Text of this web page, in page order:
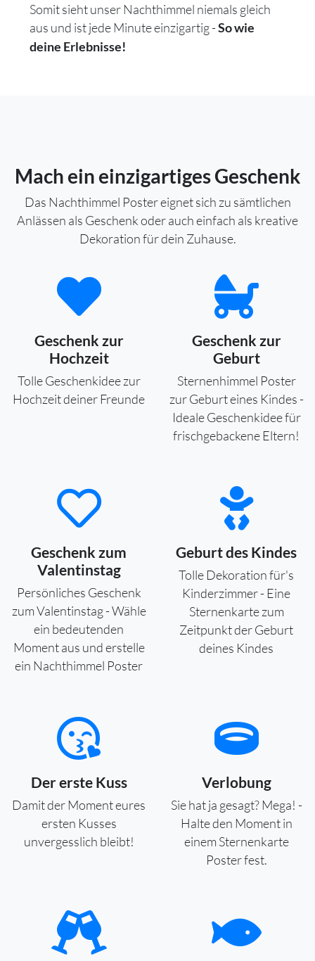
Somit sieht unser Nachthimmel niemals gleich
aus und ist jede Minute einzigartig -So wie
deine Erlebnisse!
Mach ein einzigartiges Geschenk
Das Nachthimmel Poster eignet sich zu sämtlichen
Anlässen als Geschenk oder auch einfach als kreative
Dekoration für dein Zuhause.
Geschenk zur
Hochzeit
Tolle Geschenkidee zur
Hochzeit deiner Freunde
Geschenk zur
Geburt
Sternenhimmel Poster
zur Geburt eines Kindes -
Ideale Geschenkidee für
frischgebackene Eltern!
Geschenk zum
Valentinstag
Persönliches Geschenk
zum Valentinstag - Wähle
ein bedeutenden
Moment aus und erstelle
ein Nachthimmel Poster
Geburt des Kindes
Tolle Dekoration für's
Kinderzimmer - Eine
Sternenkarte zum
Zeitpunkt der Geburt
deines Kindes
Der erste Kuss
Damit der Moment eures
ersten Kusses
unvergesslich bleibt!
Verlobung
Sie hat ja gesagt? Mega! -
Halte den Moment in
einem Sternenkarte
Poster fest.